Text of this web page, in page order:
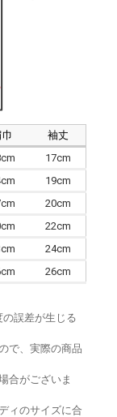
巾
袖丈
17cm
19cm
20cm
22cm
24cm
26cm
誤差が生じる
で、実際の商品
合がございま
ィのサイズに合